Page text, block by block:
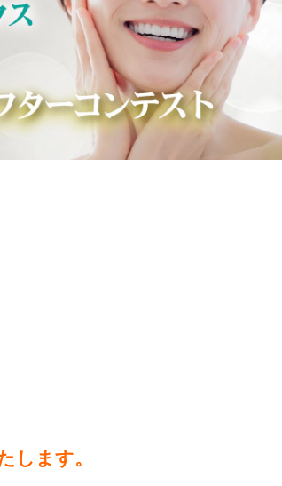
します。